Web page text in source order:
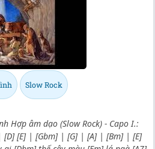
Slow Rock
Hợp âm dạo (Slow Rock) - Capo I.:
[E] | [Gbm] | [G] | [A] | [Bm] | [E]